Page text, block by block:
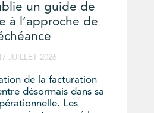
un guide de
à l’approche de
JUILLET 2026
de la facturation
désormais dans sa
Les